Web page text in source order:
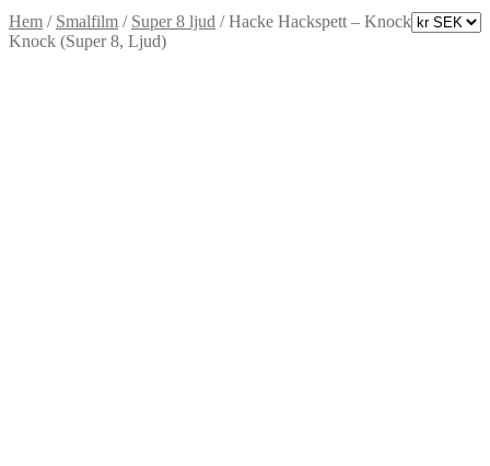
Hem / Smalfilm / Super 8 ljud /Hacke Hackspett – Knock
Knock (Super 8, Ljud)